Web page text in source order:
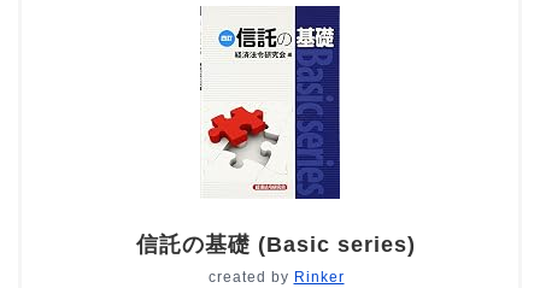
信託の基礎 (Basic series)
created by Rinker